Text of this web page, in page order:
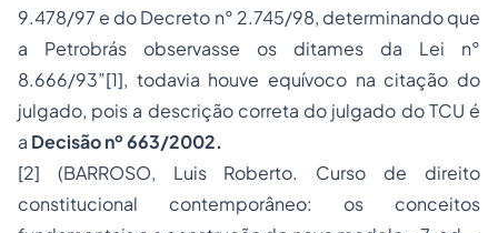
9.478/97 e do Decreto n° 2.745/98, determinando que
a Petrobrás observasse os ditames da Lei n°
8.666/93”[1], todavia houve equívoco na citação do
julgado, pois a descrição correta do julgado do TCU é
a Decisão nº 663/2002.
[2] (BARROSO, Luis Roberto. Curso de direito
constitucional contemporâneo: os conceitos